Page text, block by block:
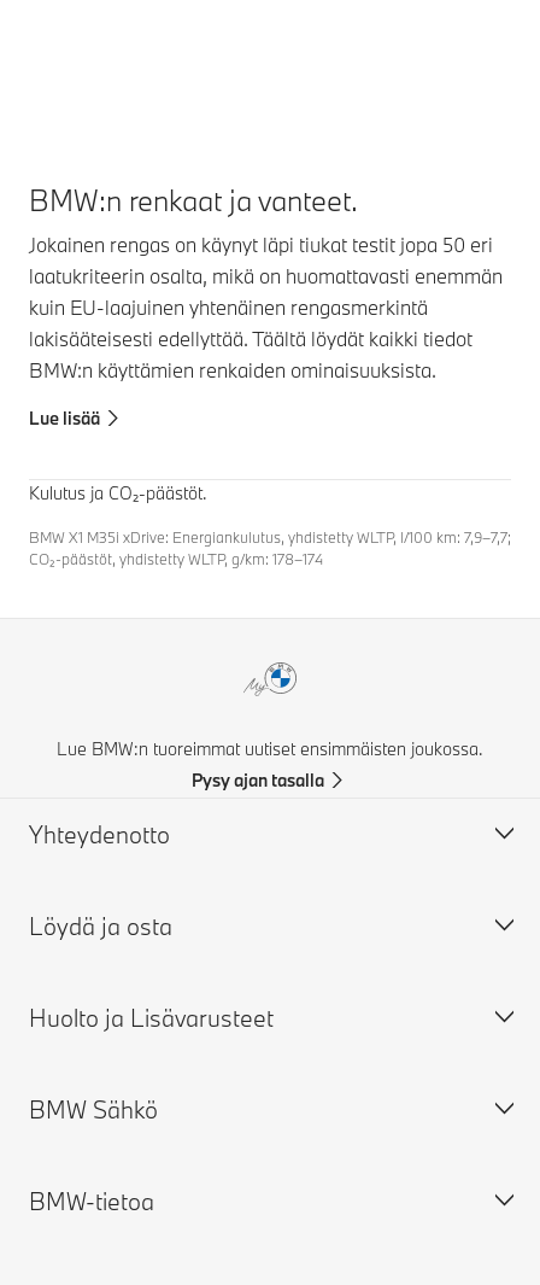
BMW:n renkaat ja vanteet.
Jokainen rengas on käynyt läpi tiukat testit jopa 50 eri
laatukriteerin osalta, mikä on huomattavasti enemmän
kuin EU-laajuinen yhtenäinen rengasmerkintä
lakisääteisesti edellyttää. Täältä löydät kaikki tiedot
BMW:n käyttämien renkaiden ominaisuuksista.
Lue lisää
Kulutus ja CO₂-päästöt.
BMW X1 M35i xDrive: Energiankulutus, yhdistetty WLTP, l/100 km: 7,9–7,7;
CO₂-päästöt, yhdistetty WLTP, g/km: 178–174
Lue BMW:n tuoreimmat uutiset ensimmäisten joukossa.
Pysy ajan tasalla
Yhteydenotto
Ota yhteyttä
Takuut
Etsi jälleenmyyiä
Löydä ja osta
Rakenna oma BMW
Käytetyt BMW
BMW Financial Services
Huolto ja Lisävarusteet
Varaa huolto
BMW ConnectedDrive
BMW Sähkö
Sähköautot
BMW-tietoa